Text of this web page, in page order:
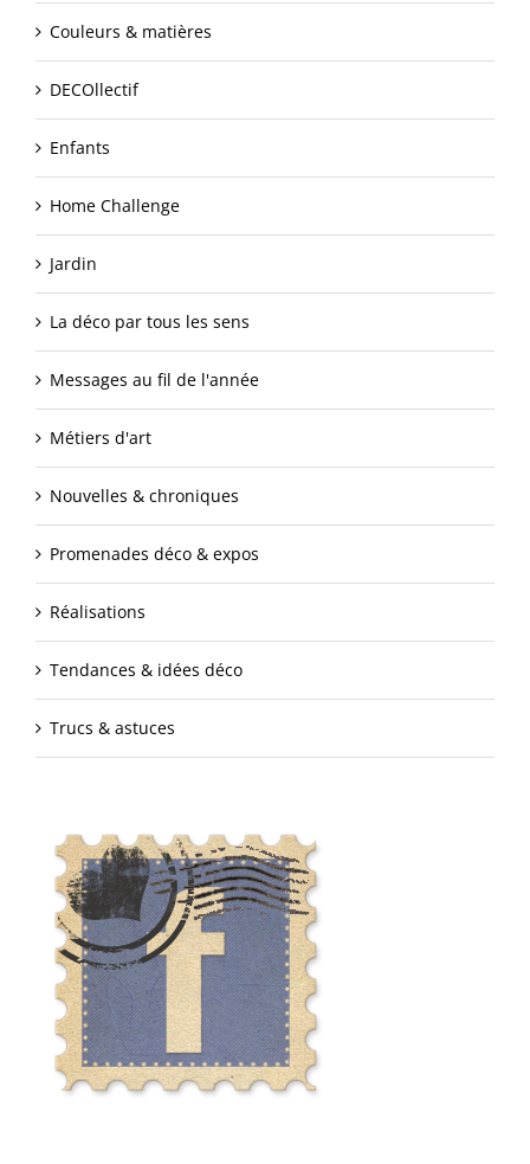
Couleurs & matières
DECOllectif
Enfants
Home Challenge
Jardin
La déco par tous les sens
Messages au fil de l'année
Métiers d'art
Nouvelles & chroniques
Promenades déco & expos
Réalisations
Tendances & idées déco
Trucs & astuces